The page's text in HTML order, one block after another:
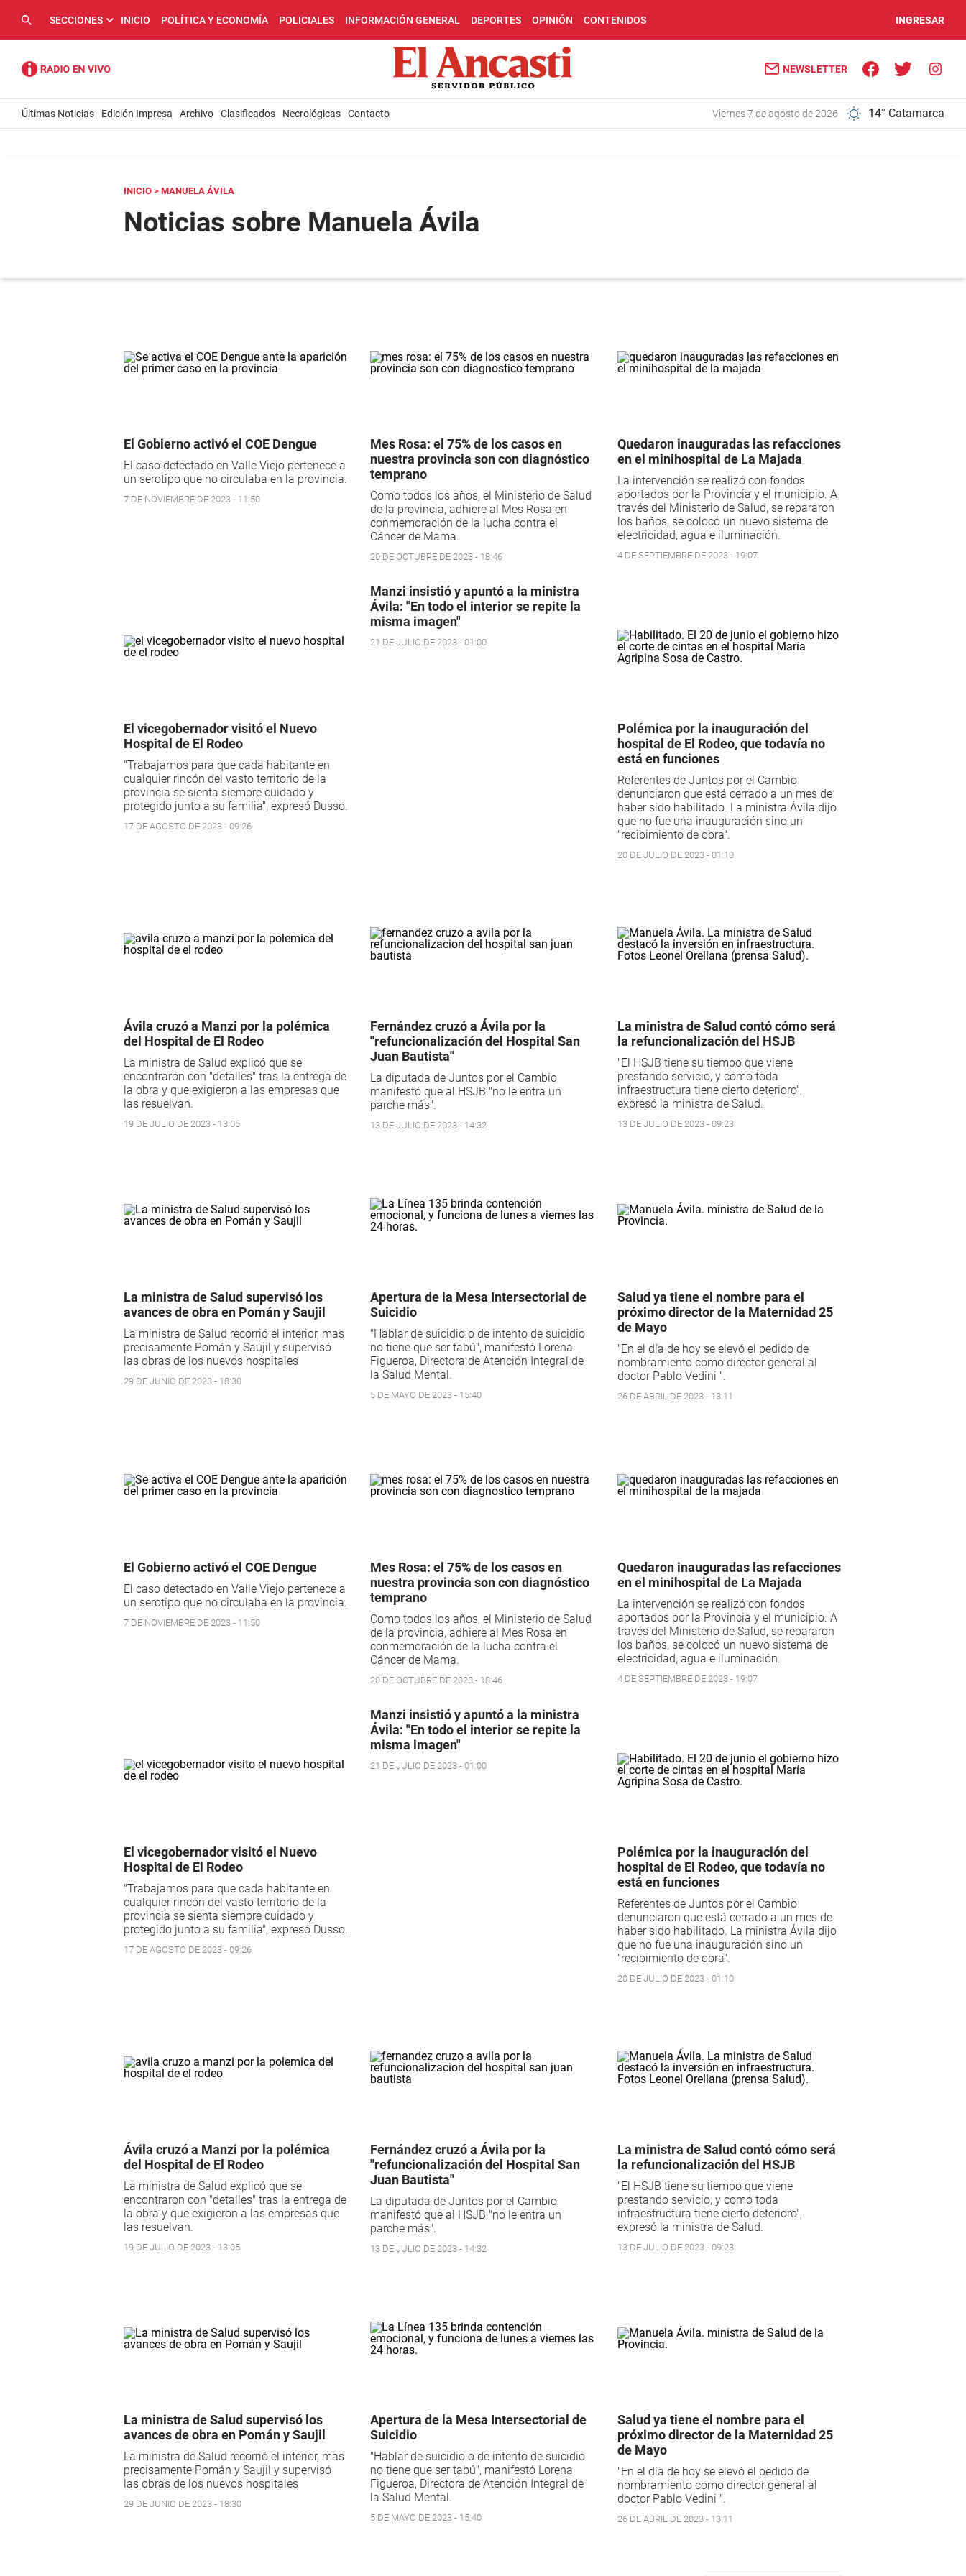
SECCIONES INICIO POLÍTICA Y ECONOMÍA POLICIALES INFORMACIÓN GENERAL DEPORTES OPINIÓN CONTENIDOS INGRESAR
NEWSLETTER
Últimas Noticias Edición Impresa Archivo Clasificados Necrológicas Contacto viernes 7 de agosto de 2026 14° Catamarca
INICIO > MANUELA ÁVILA
Noticias sobre Manuela Ávila
El Gobierno activó el COE Dengue
El caso detectado en Valle Viejo pertenece a
un serotipo que no circulaba en la provincia.
7 DE NOVIEMBRE DE 2023 - 11:50
Mes Rosa: el 75% de los casos en
nuestra provincia son con diagnóstico
temprano
Como todos los años, el Ministerio de Salud
de la provincia, adhiere al Mes Rosa en
conmemoración de la lucha contra el
Cáncer de Mama.
20 DE OCTUBRE DE 2023 - 18:46
Quedaron inauguradas las refacciones
en el minihospital de La Majada
La intervención se realizó con fondos
aportados por la Provincia y el municipio. A
través del Ministerio de Salud, se repararon
los baños, se colocó un nuevo sistema de
electricidad, agua e iluminación.
4 DE SEPTIEMBRE DE 2023 - 19:07
El vicegobernador visitó el Nuevo
Hospital de El Rodeo
"Trabajamos para que cada habitante en
cualquier rincón del vasto territorio de la
provincia se sienta siempre cuidado y
protegido junto a su familia", expresó Dusso.
17 DE AGOSTO DE 2023 - 09:26
Manzi insistió y apuntó a la ministra
Ávila: "En todo el interior se repite la
misma imagen"
21 DE JULIO DE 2023 - 01:00
Polémica por la inauguración del
hospital de El Rodeo, que todavía no
está en funciones
Referentes de Juntos por el Cambio
denunciaron que está cerrado a un mes de
haber sido habilitado. La ministra Ávila dijo
que no fue una inauguración sino un
"recibimiento de obra".
20 DE JULIO DE 2023 - 01:10
Ávila cruzó a Manzi por la polémica
del Hospital de El Rodeo
La ministra de Salud explicó que se
encontraron con "detalles" tras la entrega de
la obra y que exigieron a las empresas que
las resuelvan.
19 DE JULIO DE 2023 - 13:05
Fernández cruzó a Ávila por la
"refuncionalización del Hospital San
Juan Bautista"
La diputada de Juntos por el Cambio
manifestó que al HSJB "no le entra un
parche más".
13 DE JULIO DE 2023 - 14:32
La ministra de Salud contó cómo será
la refuncionalización del HSJB
"El HSJB tiene su tiempo que viene
prestando servicio, y como toda
infraestructura tiene cierto deterioro",
expresó la ministra de Salud.
13 DE JULIO DE 2023 - 09:23
La ministra de Salud supervisó los
avances de obra en Pomán y Saujil
La ministra de Salud recorrió el interior, mas
precisamente Pomán y Saujil y supervisó
las obras de los nuevos hospitales
29 DE JUNIO DE 2023 - 18:30
Apertura de la Mesa Intersectorial de
Suicidio
"Hablar de suicidio o de intento de suicidio
no tiene que ser tabú", manifestó Lorena
Figueroa, Directora de Atención Integral de
la Salud Mental.
5 DE MAYO DE 2023 - 15:40
Salud ya tiene el nombre para el
próximo director de la Maternidad 25
de Mayo
"En el día de hoy se elevó el pedido de
nombramiento como director general al
doctor Pablo Vedini ".
26 DE ABRIL DE 2023 - 13:11
El Gobierno activó el COE Dengue
El caso detectado en Valle Viejo pertenece a
un serotipo que no circulaba en la provincia.
7 DE NOVIEMBRE DE 2023 - 11:50
Mes Rosa: el 75% de los casos en
nuestra provincia son con diagnóstico
temprano
Como todos los años, el Ministerio de Salud
de la provincia, adhiere al Mes Rosa en
conmemoración de la lucha contra el
Cáncer de Mama.
20 DE OCTUBRE DE 2023 - 18:46
Quedaron inauguradas las refacciones
en el minihospital de La Majada
La intervención se realizó con fondos
aportados por la Provincia y el municipio. A
través del Ministerio de Salud, se repararon
los baños, se colocó un nuevo sistema de
electricidad, agua e iluminación.
4 DE SEPTIEMBRE DE 2023 - 19:07
El vicegobernador visitó el Nuevo
Hospital de El Rodeo
"Trabajamos para que cada habitante en
cualquier rincón del vasto territorio de la
provincia se sienta siempre cuidado y
protegido junto a su familia", expresó Dusso.
17 DE AGOSTO DE 2023 - 09:26
Manzi insistió y apuntó a la ministra
Ávila: "En todo el interior se repite la
misma imagen"
21 DE JULIO DE 2023 - 01:00
Polémica por la inauguración del
hospital de El Rodeo, que todavía no
está en funciones
Referentes de Juntos por el Cambio
denunciaron que está cerrado a un mes de
haber sido habilitado. La ministra Ávila dijo
que no fue una inauguración sino un
"recibimiento de obra".
20 DE JULIO DE 2023 - 01:10
Ávila cruzó a Manzi por la polémica
del Hospital de El Rodeo
La ministra de Salud explicó que se
encontraron con "detalles" tras la entrega de
la obra y que exigieron a las empresas que
las resuelvan.
19 DE JULIO DE 2023 - 13:05
Fernández cruzó a Ávila por la
"refuncionalización del Hospital San
Juan Bautista"
La diputada de Juntos por el Cambio
manifestó que al HSJB "no le entra un
parche más".
13 DE JULIO DE 2023 - 14:32
La ministra de Salud contó cómo será
la refuncionalización del HSJB
"El HSJB tiene su tiempo que viene
prestando servicio, y como toda
infraestructura tiene cierto deterioro",
expresó la ministra de Salud.
13 DE JULIO DE 2023 - 09:23
La ministra de Salud supervisó los
avances de obra en Pomán y Saujil
La ministra de Salud recorrió el interior, mas
precisamente Pomán y Saujil y supervisó
las obras de los nuevos hospitales
29 DE JUNIO DE 2023 - 18:30
Apertura de la Mesa Intersectorial de
Suicidio
"Hablar de suicidio o de intento de suicidio
no tiene que ser tabú", manifestó Lorena
Figueroa, Directora de Atención Integral de
la Salud Mental.
5 DE MAYO DE 2023 - 15:40
Salud ya tiene el nombre para el
próximo director de la Maternidad 25
de Mayo
"En el día de hoy se elevó el pedido de
nombramiento como director general al
doctor Pablo Vedini ".
26 DE ABRIL DE 2023 - 13:11